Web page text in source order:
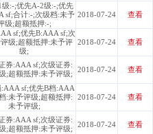
级:-;优先A-2级:-;优先
sf;合计:-;次级档:未予
级;超额抵押:-;
2018-07-24 查看
sf;优先B:AAA sf;次
级;超额抵押:未予评
级;
2018-07-24 查看
券:AAA sf;次级证券:
;超额抵押:未予评级;
2018-07-24 查看
sf;优先B档:AAA
:未予评级;超额抵押:
未予评级;
2018-07-24 查看
券:AAA sf;次级证券:
;超额抵押:未予评级;
2018-07-24 查看